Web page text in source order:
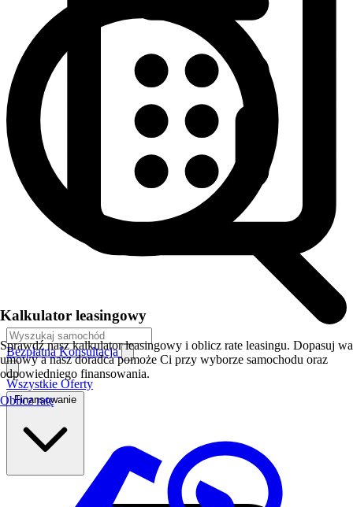
Bezpłatna Konsultacja
Wszystkie Oferty
Finansowanie
Kalkulator leasingowy
Sprawdź nasz kalkulator leasingowy i oblicz rate leasingu. Dopasuj
umowy a nasz doradca pomoże Ci przy wyborze samochodu oraz
odpowiedniego finansowania.
Oblicz ratę